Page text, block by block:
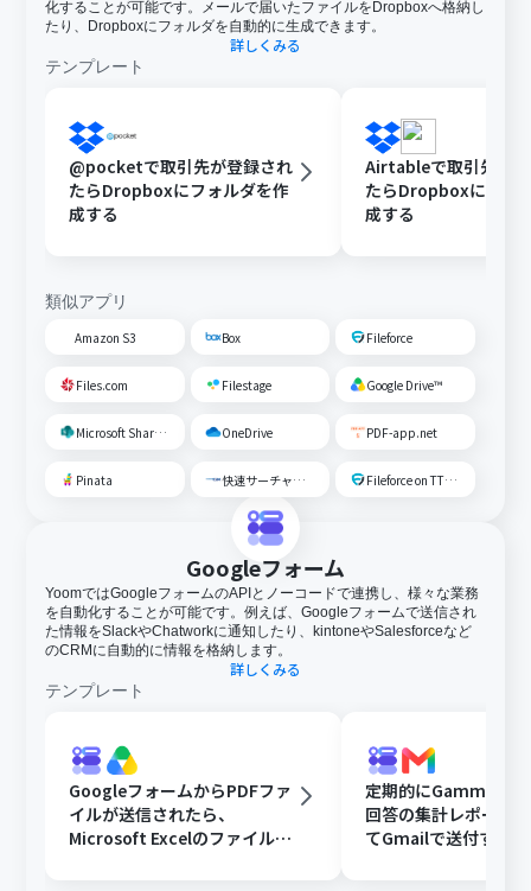
化することが可能です。メールで届いたファイルをDropboxへ格納し
たり、Dropboxにフォルダを自動的に生成できます。
詳しくみる
テンプレート
@pocketで取引先が登録され
たらDropboxにフォルダを作
成する
Airtableで取引先が
たらDropboxにフォ
成する
類似アプリ
Amazon S3 Box Fileforce
Files.com Filestage Google Drive™
Microsoft SharePoint OneDrive PDF-app.net
Pinata 快速サーチャーGX Fileforce on TTS Cloud
Googleフォーム
YoomではGoogleフォームのAPIとノーコードで連携し、様々な業務
を自動化することが可能です。例えば、Googleフォームで送信され
た情報をSlackやChatworkに通知したり、kintoneやSalesforceなど
のCRMに自動的に情報を格納します。
詳しくみる
テンプレート
GoogleフォームからPDFファ
イルが送信されたら、
Microsoft Excelのファイルに
定期的にGammaで
回答の集計レポート
てGmailで送付する